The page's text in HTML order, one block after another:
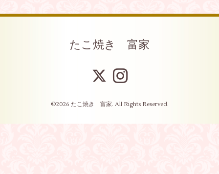
たこ焼き 富家
©2026 たこ焼き 富家. All Rights Reserved.